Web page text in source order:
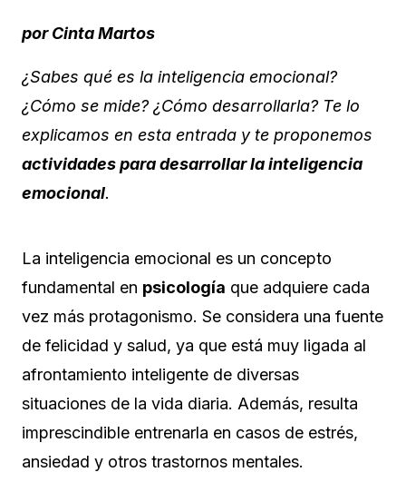
por Cinta Martos
¿Sabes qué es la inteligencia emocional?
¿Cómo se mide? ¿Cómo desarrollarla? Te lo
explicamos en esta entrada y te proponemos
actividades para desarrollar la inteligencia
emocional.
La inteligencia emocional es un concepto
fundamental en psicología que adquiere cada
vez más protagonismo. Se considera una fuente
de felicidad y salud, ya que está muy ligada al
afrontamiento inteligente de diversas
situaciones de la vida diaria. Además, resulta
imprescindible entrenarla en casos de estrés,
ansiedad y otros trastornos mentales.